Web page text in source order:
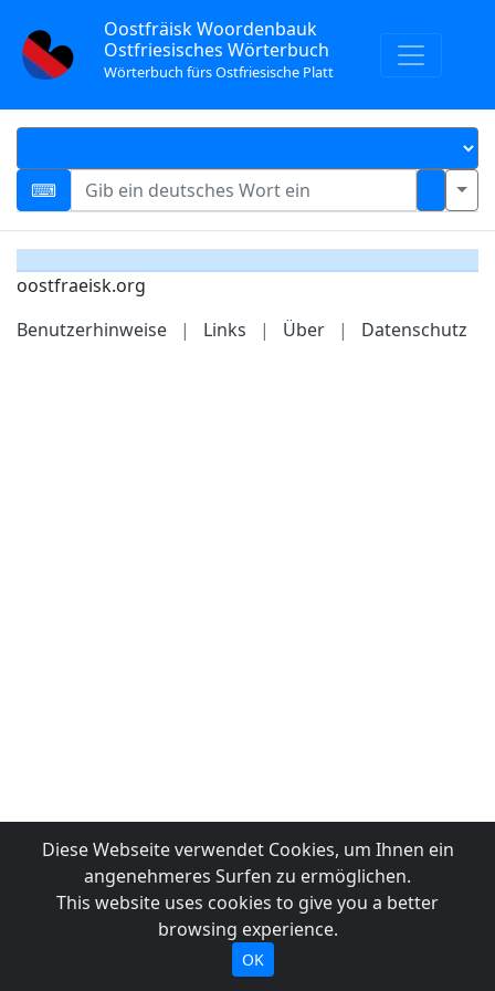
Oostfräisk Woordenbauk
Ostfriesisches Wörterbuch
Wörterbuch fürs Ostfriesische Platt
oostfraeisk.org
Benutzerhinweise
| Links | Über | Datenschutz
Diese Webseite verwendet Cookies, um Ihnen ein
angenehmeres Surfen zu ermöglichen.
This website uses cookies to give you a better
browsing experience.
OK